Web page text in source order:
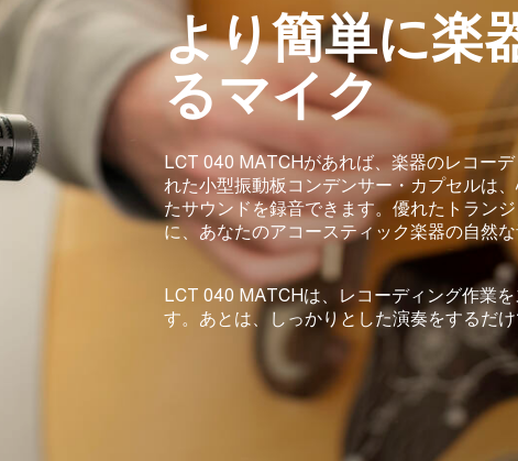
より簡単に楽
るマイク
LCT 040 MATCHがあれば、楽器のレコー
れた小型振動板コンデンサー・カプセルは
たサウンドを録音できます。優れたトラン
に、あなたのアコースティック楽器の自然
LCT 040 MATCHは、レコーディング作業
す。あとは、しっかりとした演奏をするだ